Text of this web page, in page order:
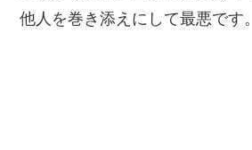
他人を巻き添えにして最悪です。